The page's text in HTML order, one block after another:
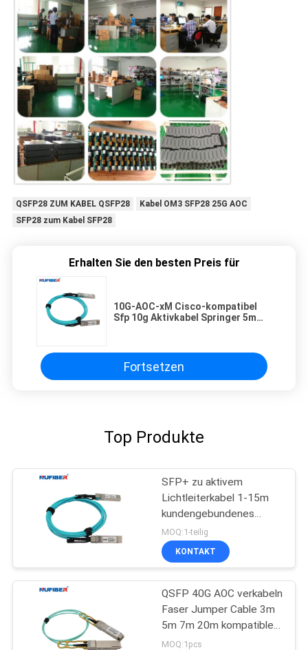
QSFP28 ZUM KABEL QSFP28
Kabel OM3 SFP28 25G AOC
SFP28 zum Kabel SFP28
Erhalten Sie den besten Preis für
10G-AOC-xM Cisco-kompatibel
Sfp 10g Aktivkabel Springer 5m
Fortsetzen
Top Produkte
SFP+ zu aktivem
Lichtleiterkabel 1-15m
kundengebundenes
Hochgeschwindigkeits-
10Gb/S SFP+
MOQ:1-teilig
KONTAKT
QSFP 40G AOC verkabeln
Faser Jumper Cable 3m
5m 7m 20m kompatibles
Cisco
MOQ:1pcs